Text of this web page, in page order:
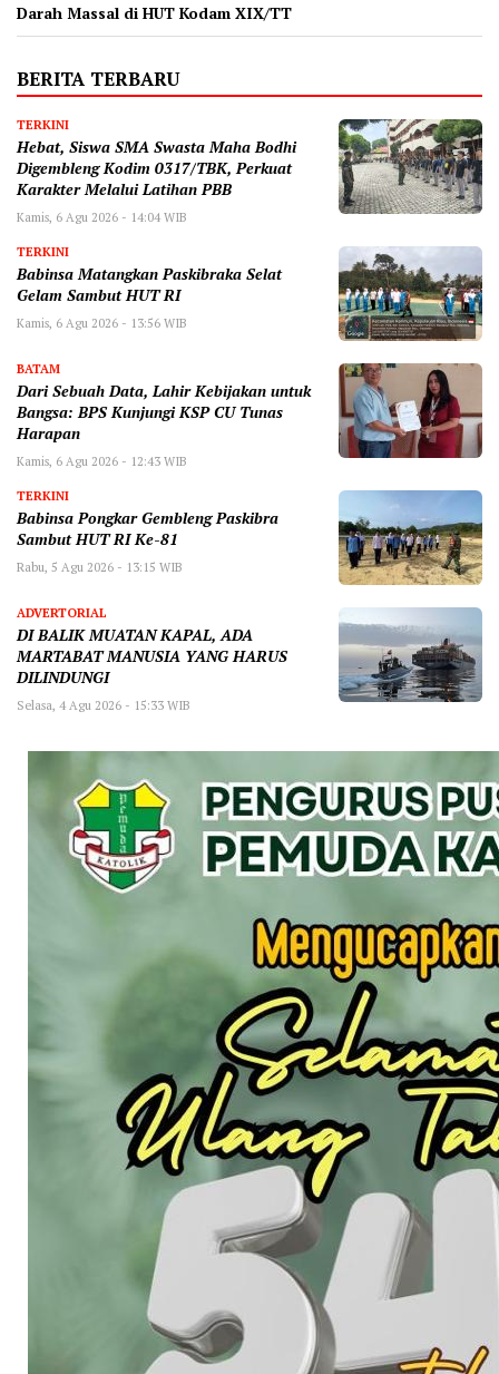
Darah Massal di HUT Kodam XIX/TT
BERITA TERBARU
TERKINI
Hebat, Siswa SMA Swasta Maha Bodhi
Digembleng Kodim 0317/TBK, Perkuat
Karakter Melalui Latihan PBB
Kamis, 6 Agu 2026 - 14:04 WIB
TERKINI
Babinsa Matangkan Paskibraka Selat
Gelam Sambut HUT RI
Kamis, 6 Agu 2026 - 13:56 WIB
BATAM
Dari Sebuah Data, Lahir Kebijakan untuk
Bangsa: BPS Kunjungi KSP CU Tunas
Harapan
Kamis, 6 Agu 2026 - 12:43 WIB
TERKINI
Babinsa Pongkar Gembleng Paskibra
Sambut HUT RI Ke-81
Rabu, 5 Agu 2026 - 13:15 WIB
ADVERTORIAL
DI BALIK MUATAN KAPAL, ADA
MARTABAT MANUSIA YANG HARUS
DILINDUNGI
Selasa, 4 Agu 2026 - 15:33 WIB